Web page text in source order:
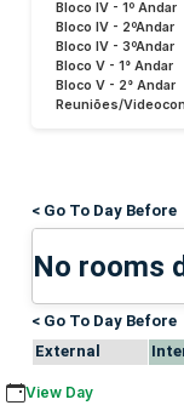
Bloco IV - 1º Andar
Bloco IV - 2ºAndar
Bloco IV - 3ºAndar
Bloco V - 1° Andar
Bloco V - 2° Andar
Reuniões/
< Go To Day Before
No rooms
< Go To Day Before
External
View Day